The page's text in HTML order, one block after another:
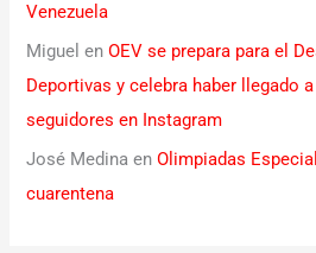
Venezuela
Miguel enOEV se prepara para el
Deportivas y celebra haber llegado
seguidores en Instagram
José Medina enOlimpiadas
cuarentena